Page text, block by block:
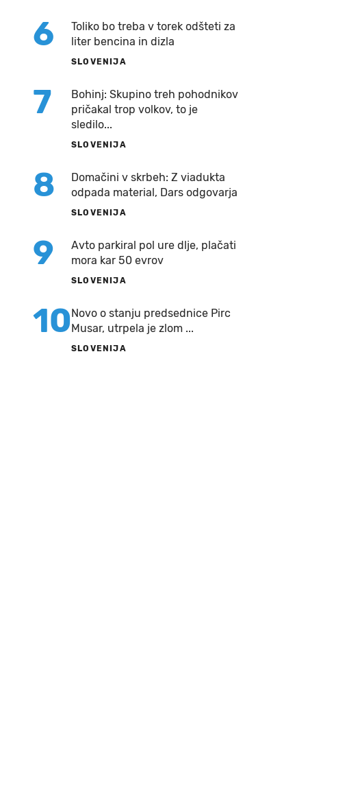
6
Toliko bo treba v torek odšteti za
liter bencina in dizla
SLOVENIJA
7
Bohinj: Skupino treh pohodnikov
pričakal trop volkov, to je
sledilo...
SLOVENIJA
8
Domačini v skrbeh: Z viadukta
odpada material, Dars odgovarja
SLOVENIJA
9
Avto parkiral pol ure dlje, plačati
mora kar 50 evrov
SLOVENIJA
10Novo o stanju predsednice Pirc
Musar, utrpela je zlom ...
SLOVENIJA